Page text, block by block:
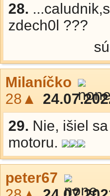
28.
zdech0l ???
Milaníčko
28▲
29. Nie, išiel
motoru.
peter67